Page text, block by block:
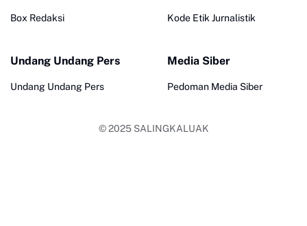
Box Redaksi Kode Etik Jurnalistik
Undang Undang Pers
Undang Undang Pers
Media Siber
Pedoman Media Siber
© 2025 SALINGKALUAK